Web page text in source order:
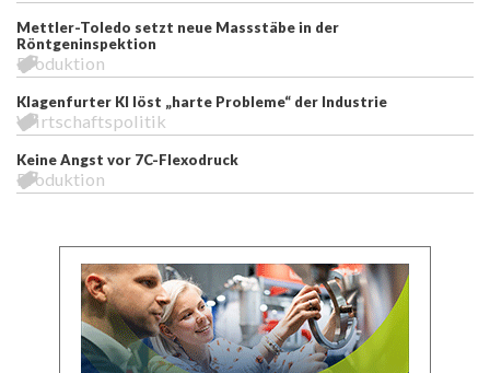
Mettler-Toledo setzt neue Massstäbe in der
Röntgeninspektion
Produktion
Klagenfurter KI löst „harte Probleme“ der Industrie
Wirtschaftspolitik
Keine Angst vor 7C-Flexodruck
Produktion